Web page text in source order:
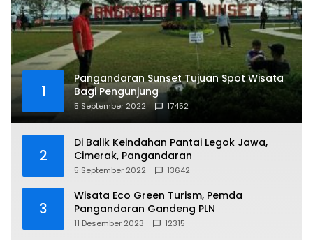
1
Pangandaran Sunset Tujuan Spot Wisata
Bagi Pengunjung
5 September 2022 17452
2
Di Balik Keindahan Pantai Legok Jawa,
Cimerak, Pangandaran
5 September 2022 13642
3
Wisata Eco Green Turism, Pemda
Pangandaran Gandeng PLN
11 Desember 2023 12315